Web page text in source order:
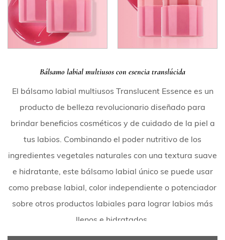
Bálsamo labial multiusos con esencia translúcida
El bálsamo labial multiusos Translucent Essence es un
producto de belleza revolucionario diseñado para
brindar beneficios cosméticos y de cuidado de la piel a
tus labios. Combinando el poder nutritivo de los
ingredientes vegetales naturales con una textura suave
e hidratante, este bálsamo labial único se puede usar
como prebase labial, color independiente o potenciador
sobre otros productos labiales para lograr labios más
llenos e hidratados.
Características y beneficios clave: